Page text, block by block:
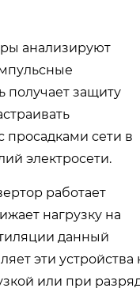
анализируют
получает защиту
просадками сети в
электросети.
работает
нагрузку на
данный
эти устройства
или при